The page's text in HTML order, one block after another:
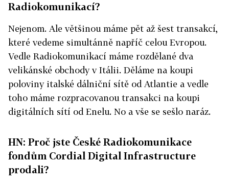
Radiokomunikací?
Nejenom. Ale většinou máme pět až šest transakcí,
které vedeme simultánně napříč celou Evropou.
Vedle Radiokomunikací máme rozdělané dva
velikánské obchody v Itálii. Děláme na koupi
poloviny italské dálniční sítě od Atlantie a vedle
toho máme rozpracovanou transakci na koupi
digitálních sítí od Enelu. No a vše se sešlo naráz.
HN: Proč jste České Radiokomunikace
fondům Cordial Digital Infrastructure
prodali?